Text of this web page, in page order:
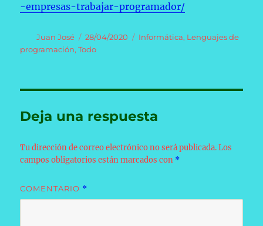
-empresas-trabajar-programador/
Autor
Juan José
Publicado
el
28/04/2020 Categorías
Informática, Lenguajes de
programación,Todo
Deja una respuesta
Tu dirección de correo electrónico no será publicada. Los
campos obligatorios están marcados con *
COMENTARIO *